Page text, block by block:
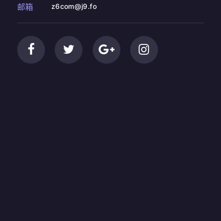
邮箱 z6com@j9.fo